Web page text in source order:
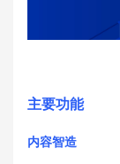
主要功能
内容智造